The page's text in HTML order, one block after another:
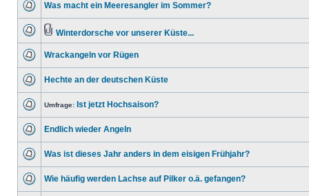
Was macht ein Meeresangler im Sommer?
Winterdorsche vor unserer Küste...
Wrackangeln vor Rügen
Hechte an der deutschen Küste
Umfrage: Ist jetzt Hochsaison?
Endlich wieder Angeln
Was ist dieses Jahr anders in dem eisigen Frühjahr?
Wie häufig werden Lachse auf Pilker o.ä. gefangen?